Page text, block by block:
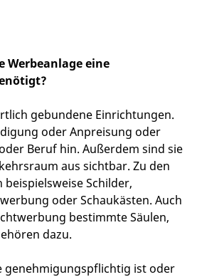
Werbeanlage eine
gebundene Einrichtungen.
oder Anpreisung oder
Beruf hin. Außerdem sind sie
aus sichtbar. Zu den
Schilder,
oder Schaukästen. Auch
bestimmte Säulen,
dazu.
genehmigungspflichtig ist oder